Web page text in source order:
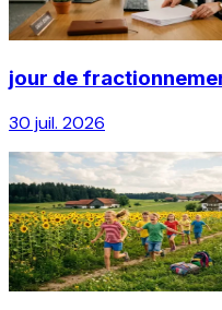
jour de
30 juil. 2026